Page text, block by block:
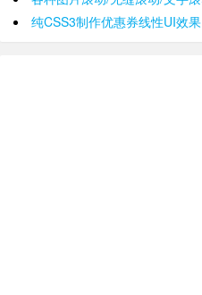
纯CSS3制作优惠券线性UI效果